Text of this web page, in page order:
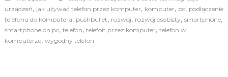
urządzeń, jak używać telefon przez komputer, komputer, pc, podłączenie
telefonu do komputera, pushbullet, rozwój, rozwój osobisty, smartphone,
smartphone on pc, telefon, telefon przez komputer, telefon w
komputerze, wygodny telefon